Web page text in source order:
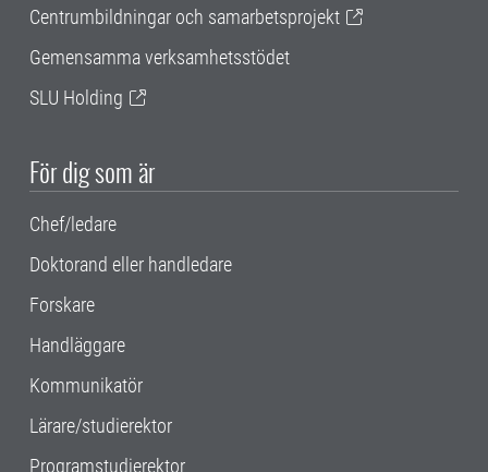
Centrumbildningar och samarbetsprojekt
Gemensamma verksamhetsstödet
SLU Holding
För dig som är
Chef/ledare
Doktorand eller handledare
Forskare
Handläggare
Kommunikatör
Lärare/studierektor
Programstudierektor